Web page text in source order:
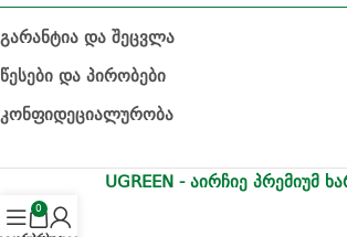
გარანტია და შეცვლა
წესები და პირობები
კონფიდეციალურობა
UGREEN - აირჩიე პრემიუმ
0